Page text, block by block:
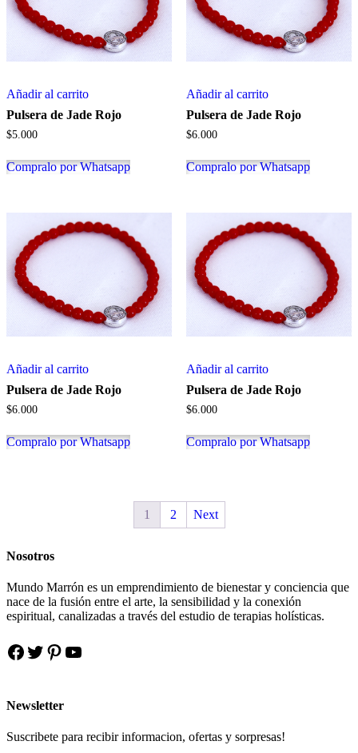
Añadir al carrito
Pulsera de Jade Rojo
$5.000
Compralo por Whatsapp
Añadir al carrito
Pulsera de Jade Rojo
$6.000
Compralo por Whatsapp
Añadir al carrito
Pulsera de Jade Rojo
$6.000
Compralo por Whatsapp
Añadir al carrito
Pulsera de Jade Rojo
$6.000
Compralo por Whatsapp
1 2 Next
Nosotros
Mundo Marrón es un emprendimiento de bienestar y conciencia que
nace de la fusión entre el arte, la sensibilidad y la conexión
espiritual, canalizadas a través del estudio de terapias holísticas.
Facebook Twitter Pinterest YouTube
Newsletter
Suscribete para recibir informacion, ofertas y sorpresas!